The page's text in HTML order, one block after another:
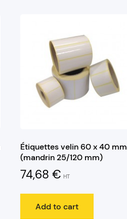
Étiquettes velin 60 x 40 mm
(mandrin 25/120 mm)
74,68 € HT
Add to cart